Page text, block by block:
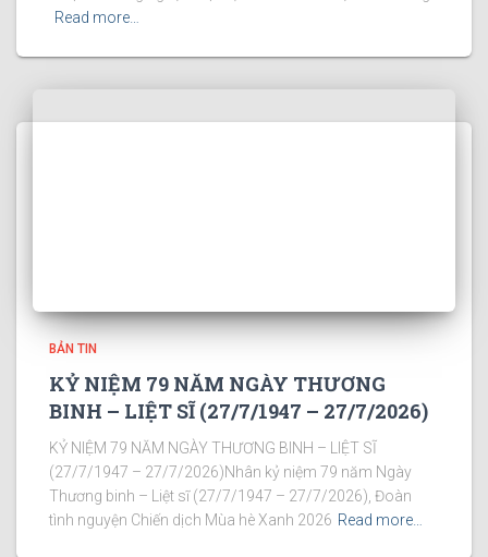
Read more…
BẢN TIN
KỶ NIỆM 79 NĂM NGÀY THƯƠNG
BINH – LIỆT SĨ (27/7/1947 – 27/7/2026)
KỶ NIỆM 79 NĂM NGÀY THƯƠNG BINH – LIỆT SĨ
(27/7/1947 – 27/7/2026)Nhân kỷ niệm 79 năm Ngày
Thương binh – Liệt sĩ (27/7/1947 – 27/7/2026), Đoàn
tình nguyện Chiến dịch Mùa hè Xanh 2026 Read more…